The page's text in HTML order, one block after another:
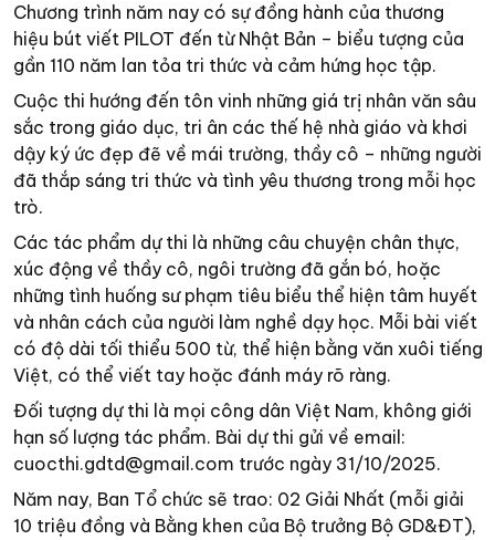
Chương trình năm nay có sự đồng hành của thương
hiệu bút viết PILOT đến từ Nhật Bản – biểu tượng của
gần 110 năm lan tỏa tri thức và cảm hứng học tập.
Cuộc thi hướng đến tôn vinh những giá trị nhân văn sâu
sắc trong giáo dục, tri ân các thế hệ nhà giáo và khơi
dậy ký ức đẹp đẽ về mái trường, thầy cô – những người
đã thắp sáng tri thức và tình yêu thương trong mỗi học
trò.
Các tác phẩm dự thi là những câu chuyện chân thực,
xúc động về thầy cô, ngôi trường đã gắn bó, hoặc
những tình huống sư phạm tiêu biểu thể hiện tâm huyết
và nhân cách của người làm nghề dạy học. Mỗi bài viết
có độ dài tối thiểu 500 từ, thể hiện bằng văn xuôi tiếng
Việt, có thể viết tay hoặc đánh máy rõ ràng.
Đối tượng dự thi là mọi công dân Việt Nam, không giới
hạn số lượng tác phẩm. Bài dự thi gửi về email:
cuocthi.gdtd@gmail.com trước ngày 31/10/2025.
Năm nay, Ban Tổ chức sẽ trao: 02 Giải Nhất (mỗi giải
10 triệu đồng và Bằng khen của Bộ trưởng Bộ GD&ĐT),